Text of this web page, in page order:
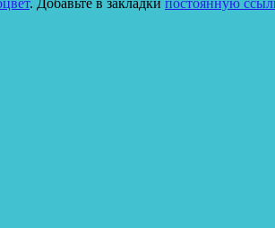
. Добавьте в закладки постоянную